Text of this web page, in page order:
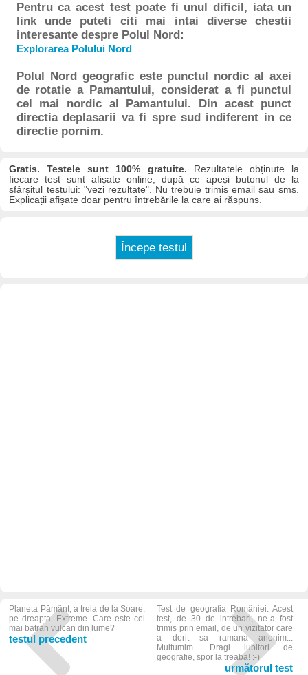
Pentru ca acest test poate fi unul dificil, iata un
link unde puteti citi mai intai diverse chestii
interesante despre Polul Nord:
Explorarea Polului Nord
Polul Nord geografic este punctul nordic al axei
de rotatie a Pamantului, considerat a fi punctul
cel mai nordic al Pamantului. Din acest punct
directia deplasarii va fi spre sud indiferent in ce
directie pornim.
Gratis. Testele sunt 100% gratuite. Rezultatele obținute la
fiecare test sunt afișate online, după ce apeși butonul de la
sfârșitul testului: "vezi rezultate". Nu trebuie trimis email sau sms.
Explicații afișate doar pentru întrebările la care ai răspuns.
Planeta Pământ, a treia de la Soare,
pe dreapta. Extreme. Care este cel
mai batran vulcan din lume?
testul precedent
Test de geografia României. Acest
test, de 30 de intrebari, ne-a fost
trimis prin email, de un vizitator care
a dorit sa ramana anonim...
Multumim. Dragi iubitori de
geografie, spor la treaba! :-)
următorul test